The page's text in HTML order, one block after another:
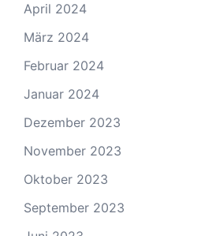
April 2024
März 2024
Februar 2024
Januar 2024
Dezember 2023
November 2023
Oktober 2023
September 2023